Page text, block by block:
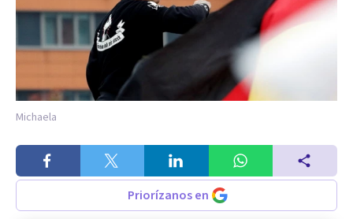
Michaela
Priorízanos en